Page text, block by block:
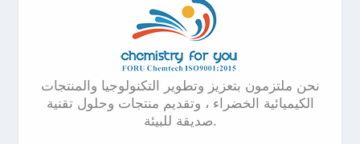
نحن ملتزمون بتعزيز وتطوير التكنولوجيا والمنتجات
الكيميائية الخضراء ، وتقديم منتجات وحلول تقنية
صديقة للبيئة.